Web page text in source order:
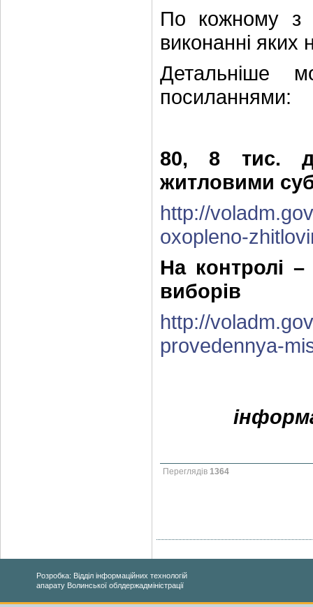
По кожному з
виконанні
Детальніше
посиланнями:
80, 8 тис.
житловими
http://
oxopleno-
На контролі
виборів
http://
provedennya-
Переглядів 1364
Розробка: Відділ інформаційних технологій
апарату Волинської облдержадміністрації